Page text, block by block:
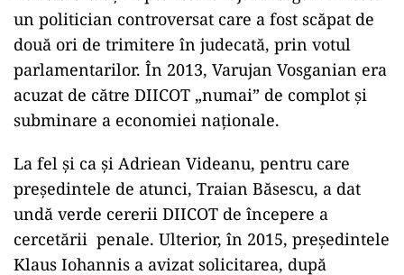
un politician controversat care a fost scăpat de
două ori de trimitere în judecată, prin votul
parlamentarilor. În 2013, Varujan Vosganian era
acuzat de către DIICOT „numai” de complot și
subminare a economiei naționale.
La fel și ca și Adriean Videanu, pentru care
președintele de atunci, Traian Băsescu, a dat
undă verde cererii DIICOT de începere a
cercetării penale. Ulterior, în 2015, președintele
Klaus Iohannis a avizat solicitarea, după